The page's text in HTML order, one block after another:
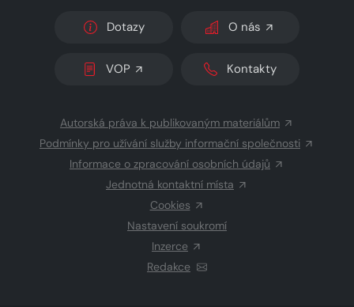
Dotazy O nás
VOP Kontakty
Autorská práva k publikovaným materiálům
Podmínky pro užívání služby informační společnosti
Informace o zpracování osobních údajů
Jednotná kontaktní místa
Cookies
Nastavení soukromí
Inzerce
Redakce